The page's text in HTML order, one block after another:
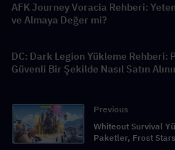
AFK Journey Voracia Rehberi:
ve Almaya Değer mi?
DC: Dark Legion Yükleme Rehberi:
Güvenli Bir Şekilde Nasıl Satın
Previous
Whiteout Survival
Paketler, Frost